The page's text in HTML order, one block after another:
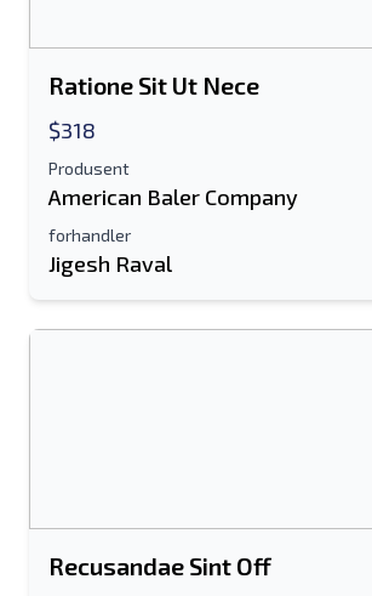
Epostadresse
Mobil
Ratione Sit Ut Nece
$318
Produsent
American Baler Company
forhandler
Jigesh Raval
Recusandae Sint Off
Ditt fulle navn
Tilleggsinformasjon
Sende